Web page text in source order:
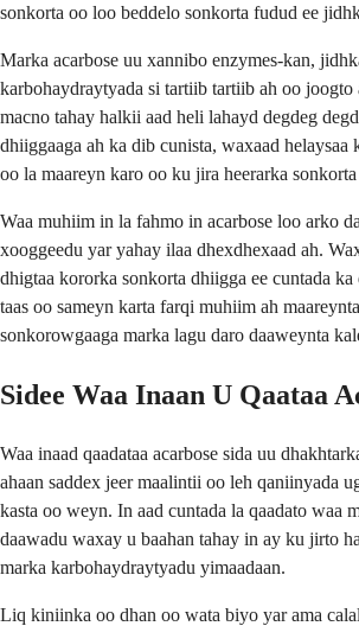
sonkorta oo loo beddelo sonkorta fudud ee
Marka acarbose uu xannibo enzymes-kan,
karbohaydraytyada si tartiib tartiib ah oo joogto
macno tahay halkii aad heli lahayd degdeg
dhiiggaaga ah ka dib cunista, waxaad helaysaa
oo la maareyn karo oo ku jira heerarka
Waa muhiim in la fahmo in acarbose loo arko
xooggeedu yar yahay ilaa dhexdhexaad ah.
dhigtaa kororka sonkorta dhiigga ee cuntada
taas oo sameyn karta farqi muhiim ah
sonkorowgaaga marka lagu daro daaweynta
Sidee Waa Inaan U Qaataa
Waa inaad qaadataa acarbose sida uu
ahaan saddex jeer maalintii oo leh qaniinyada
kasta oo weyn. In aad cuntada la qaadato waa
daawadu waxay u baahan tahay in ay ku jirto
marka karbohaydraytyadu yimaadaan.
Liq kiniinka oo dhan oo wata biyo yar ama